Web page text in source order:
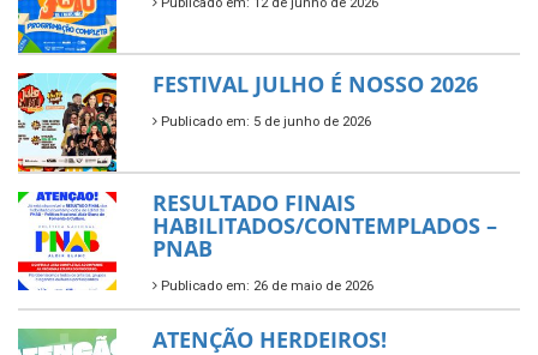
FESTIVAL JULHO É NOSSO 2026
Publicado em: 5 de junho de 2026
RESULTADO FINAIS
HABILITADOS/CONTEMPLADOS –
PNAB
Publicado em: 26 de maio de 2026
ATENÇÃO HERDEIROS!